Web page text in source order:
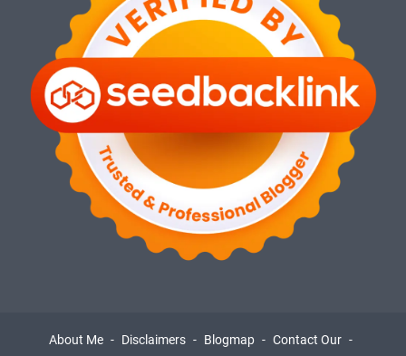
About Me Disclaimers Blogmap Contact Our